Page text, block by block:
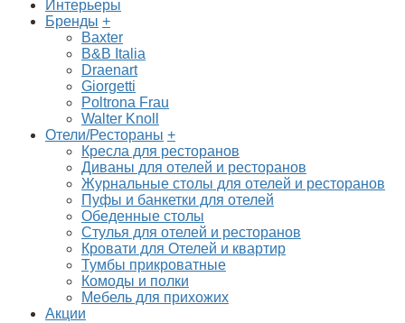
Интерьеры
Бренды +
Baxter
B&B Italia
Draenart
Giorgetti
Poltrona Frau
Walter Knoll
Отели/Рестораны +
Кресла для ресторанов
Диваны для отелей и ресторанов
Журнальные столы для отелей и ресторанов
Пуфы и банкетки для отелей
Обеденные столы
Стулья для отелей и ресторанов
Кровати для Отелей и квартир
Тумбы прикроватные
Комоды и полки
Мебель для прихожих
Акции